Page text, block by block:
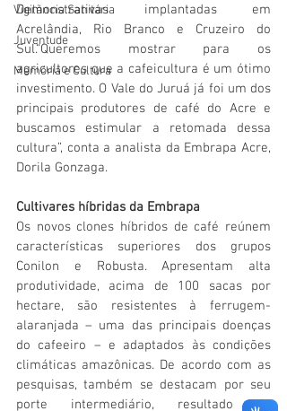
Vigilãncia Sanitária
Juventude
Memória e Cultura
Demonstrativas implantadas em
Acrelândia, Rio Branco e Cruzeiro do
Sul.“Queremos mostrar para os
agricultores que a cafeicultura é um ótimo
investimento. O Vale do Juruá já foi um dos
principais produtores de café do Acre e
buscamos estimular a retomada dessa
cultura”, conta a analista da Embrapa Acre,
Dorila Gonzaga.
Cultivares híbridas da Embrapa
Os novos clones híbridos de café reúnem
características superiores dos grupos
Conilon e Robusta. Apresentam alta
produtividade, acima de 100 sacas por
hectare, são resistentes à ferrugem-
alaranjada – uma das principais doenças
do cafeeiro – e adaptados às condições
climáticas amazônicas. De acordo com as
pesquisas, também se destacam por seu
porte intermediário, resultado da